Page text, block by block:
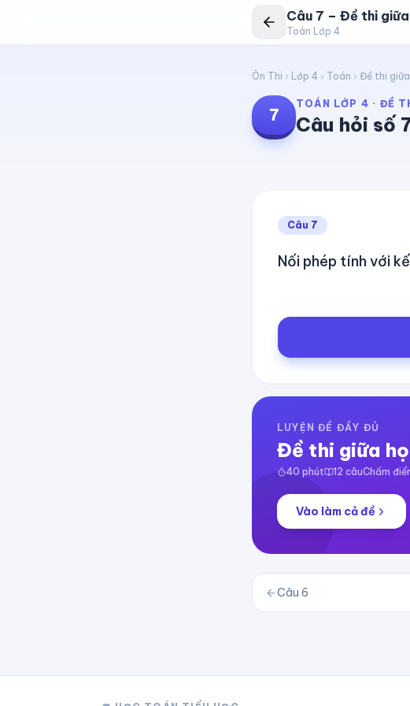
Câu 7 – Đề thi giữa
Toán Lớp 4
Ôn Thi Lớp 4 Toán Đề thi giữa
7
TOÁN LỚP 4 · ĐỀ
Câu hỏi số
Câu 7
Nối phép tính với
LUYỆN ĐỀ ĐẦY ĐỦ
Đề thi giữa
40 phút 12 câuChấm
Vào làm cả đề
Câu 6